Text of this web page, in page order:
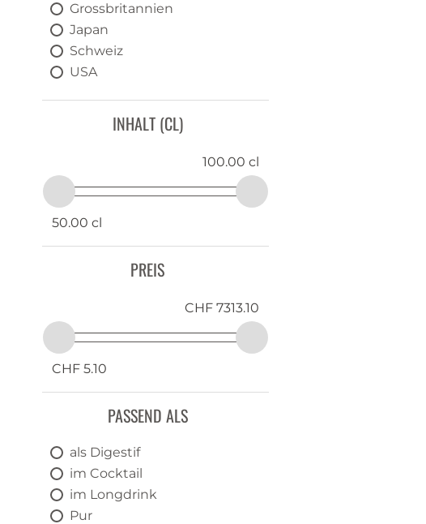
Hatozaki
Larceny
Mars
Mellow Corn
Pikesville
Rittenhouse
Two Pipers
Grossbritannien
Japan
Schweiz
USA
INHALT (CL)
50.00 cl
100.00 cl
PREIS
CHF 5.10
CHF 7313.10
PASSEND ALS
als Digestif
im Cocktail
im Longdrink
Pur